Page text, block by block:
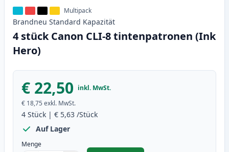
Multipack
Brandneu Standard Kapazität
4 stück Canon CLI-8 tintenpatronen (Ink
Hero)
€ 22,50 inkl. MwSt.
€ 18,75 exkl. MwSt.
4 Stück | € 5,63 /Stück
Auf Lager
Menge